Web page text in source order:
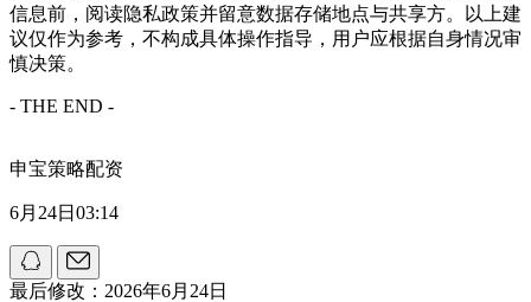
信息前，阅读隐私政策并留意数据存储地点与共享方。以上建
议仅作为参考，不构成具体操作指导，用户应根据自身情况审
慎决策。
- THE END -
申宝策略配资
6月24日03:14
最后修改：2026年6月24日